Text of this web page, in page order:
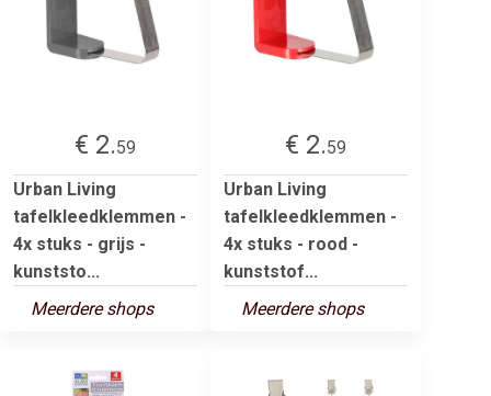
€ 2.59
Urban Living
tafelkleedklemmen -
4x stuks - grijs -
kunststo...
Meerdere shops
€ 2.59
Urban Living
tafelkleedklemmen -
4x stuks - rood -
kunststof...
Meerdere shops